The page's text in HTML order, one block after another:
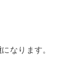
になります。